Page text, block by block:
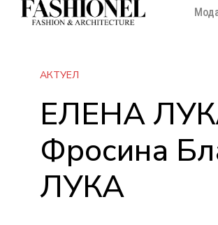
АКТУЕЛ
ЕЛЕНА
Фросина
ЛУКА